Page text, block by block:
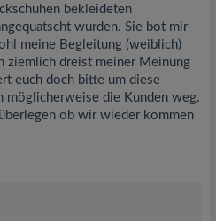
bekleideten
wurden. Sie bot mir
meine Begleitung (weiblich)
ziemlich dreist meiner Meinung
euch doch bitte um diese
möglicherweise die Kunden weg.
ob wir wieder kommen